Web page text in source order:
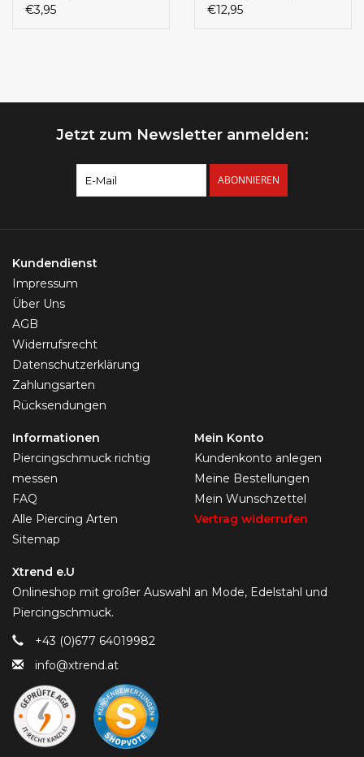
€3,95
€12,95
Jetzt zum Newsletter anmelden:
ABONNIEREN
Kundendienst
Impressum
Über Uns
AGB
Widerrufsrecht
Datenschutzerklärung
Zahlungsarten
Rücksendungen
Informationen
Piercingschmuck richtig
messen
FAQ
Alle Piercing Arten
Sitemap
Mein Konto
Kundenkonto anlegen
Meine Bestellungen
Mein Wunschzettel
Vertrag widerrufen
Xtrend e.U
Onlineshop mit großer Auswahl an Mode, Edelstahl und
Piercingschmuck.
+43 (0)677 64019982
info@xtrend.at